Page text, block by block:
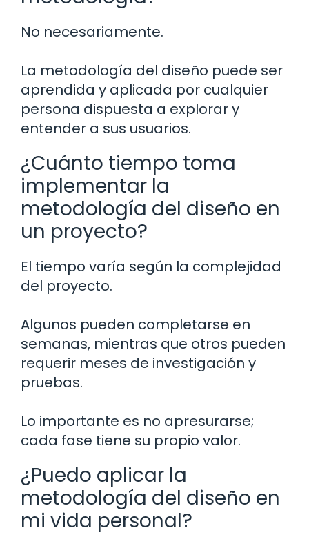
No necesariamente.
La metodología del diseño puede ser
aprendida y aplicada por cualquier
persona dispuesta a explorar y
entender a sus usuarios.
¿Cuánto tiempo toma
implementar la
metodología del diseño en
un proyecto?
El tiempo varía según la complejidad
del proyecto.
Algunos pueden completarse en
semanas, mientras que otros pueden
requerir meses de investigación y
pruebas.
Lo importante es no apresurarse;
cada fase tiene su propio valor.
¿Puedo aplicar la
metodología del diseño en
mi vida personal?